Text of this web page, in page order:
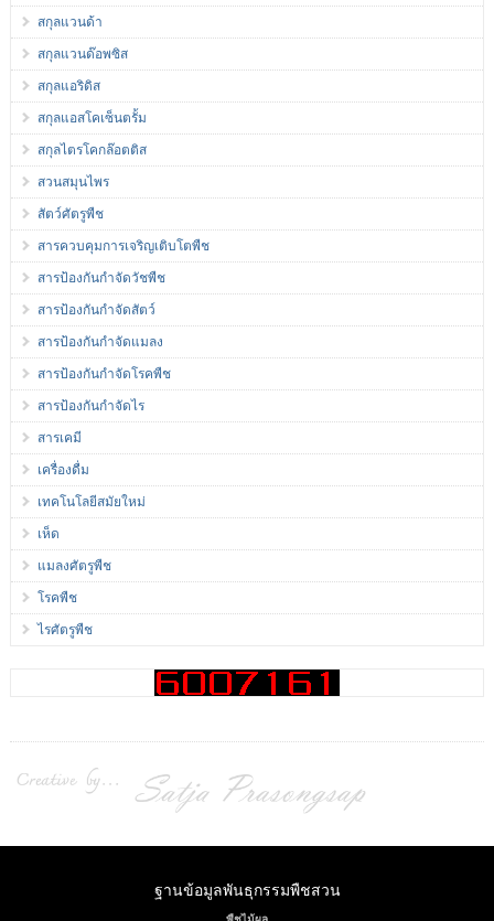
สกุลแวนด้า
สกุลแวนด๊อพซิส
สกุลแอริดิส
สกุลแอสโคเซ็นตรั้ม
สกุลไตรโคกล๊อตติส
สวนสมุนไพร
สัตว์ศัตรูพืช
สารควบคุมการเจริญเติบโตพืช
สารป้องกันกำจัดวัชพืช
สารป้องกันกำจัดสัตว์
สารป้องกันกำจัดแมลง
สารป้องกันกำจัดโรคพืช
สารป้องกันกำจัดไร
สารเคมี
เครื่องดื่ม
เทคโนโลยีสมัยใหม่
เห็ด
แมลงศัตรูพืช
โรคพืช
ไรศัตรูพืช
ฐานข้อมูลพันธุกรรมพืชสวน